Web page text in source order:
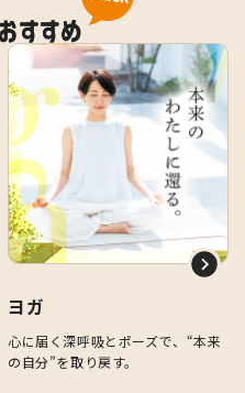
ヨガ
心に届く深呼吸とポーズで、“本来
の自分”を取り戻す。